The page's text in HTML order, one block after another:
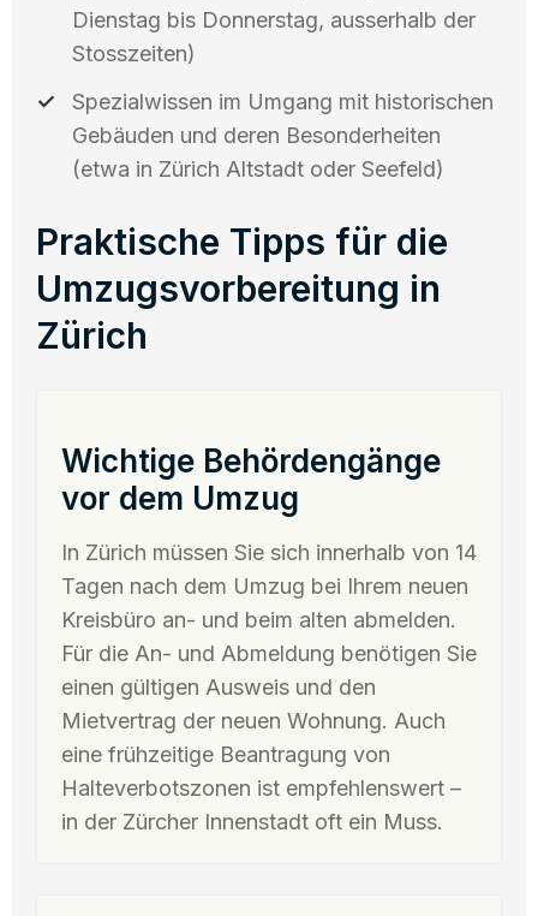
Dienstag bis Donnerstag, ausserhalb der
Stosszeiten)
Spezialwissen im Umgang mit historischen
Gebäuden und deren Besonderheiten
(etwa in Zürich Altstadt oder Seefeld)
Praktische Tipps für die
Umzugsvorbereitung in
Zürich
Wichtige Behördengänge
vor dem Umzug
In Zürich müssen Sie sich innerhalb von 14
Tagen nach dem Umzug bei Ihrem neuen
Kreisbüro an- und beim alten abmelden.
Für die An- und Abmeldung benötigen Sie
einen gültigen Ausweis und den
Mietvertrag der neuen Wohnung. Auch
eine frühzeitige Beantragung von
Halteverbotszonen ist empfehlenswert –
in der Zürcher Innenstadt oft ein Muss.